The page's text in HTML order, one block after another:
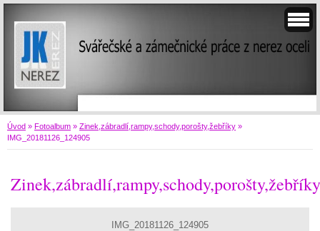
Úvod » Fotoalbum » Zinek,zábradlí,rampy,schody,porošty,žebříky »
IMG_20181126_124905
Zinek,zábradlí,rampy,schody,porošty,žebříky
IMG_20181126_124905